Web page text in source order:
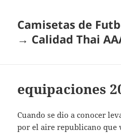
Camisetas de
→ Calidad Thai
equipaciones
Cuando se dio a conocer
por el aire republicano que